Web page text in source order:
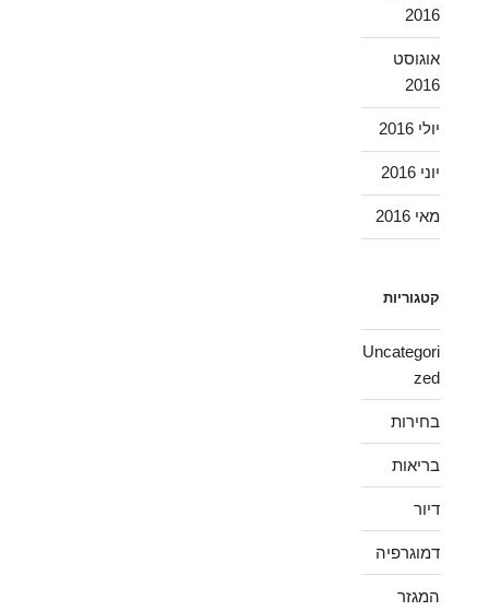
2016
אוגוסט
2016
יולי 2016
יוני 2016
מאי 2016
קטגוריות
Uncategori
zed
בחירות
בריאות
דיור
דמוגרפיה
המגזר